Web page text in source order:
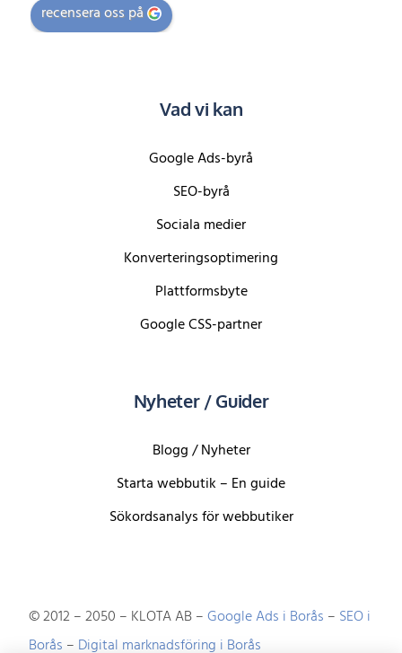
recensera oss på
Vad vi kan
Google Ads-byrå
SEO-byrå
Sociala medier
Konverteringsoptimering
Plattformsbyte
Google CSS-partner
Nyheter / Guider
Blogg / Nyheter
Starta webbutik – En guide
Sökordsanalys för webbutiker
© 2012 – 2050 – KLOTA AB –Google Ads i Borås – SEO i
Borås – Digital marknadsföring i Borås